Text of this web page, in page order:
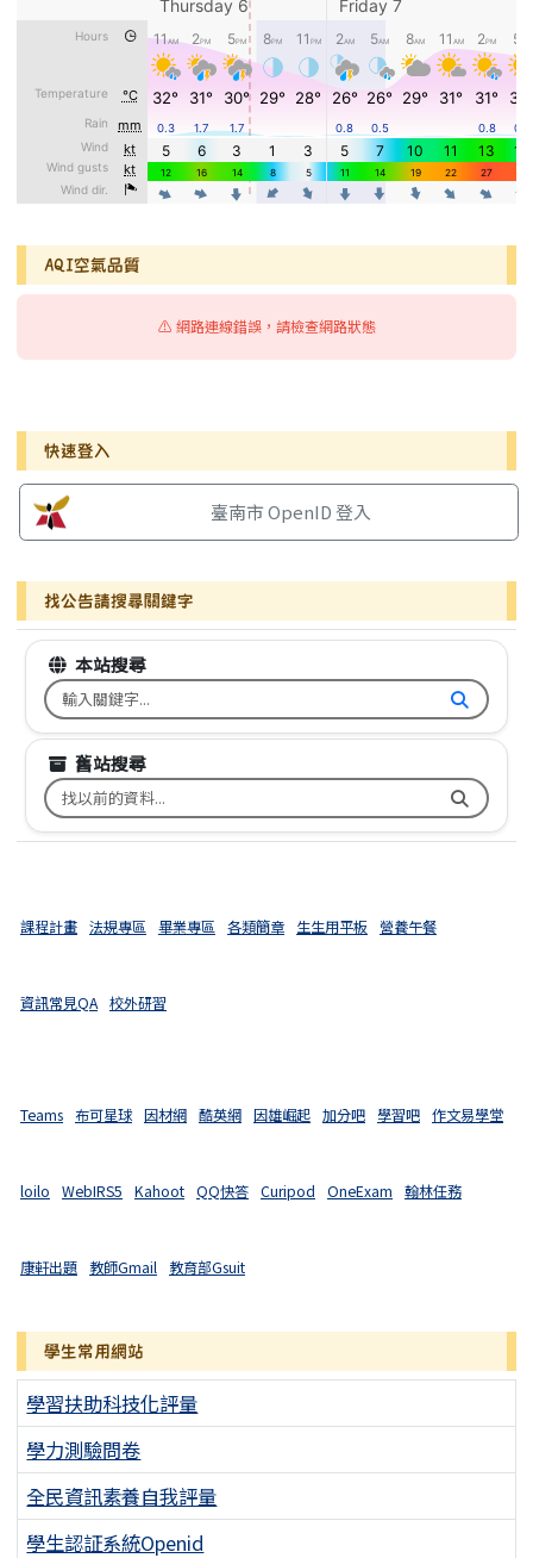
AQI空氣品質
⚠️ 網路連線錯誤，請檢查網路狀態
右邊區域內容
快速登入
臺南市 OpenID 登入
找公告請搜尋關鍵字
本站搜尋
搜尋台南市文元國小全球資訊網關鍵字
舊站搜尋
搜尋台南市文元國小舊校網關鍵字
課程計畫 法規專區 畢業專區 各類簡章 生生用平板 營養午餐
資訊常見QA 校外研習
Teams 布可星球 因材網 酷英網 因雄崛起 加分吧 學習吧 作文易學堂
loilo WebIRS5 Kahoot QQ快答 Curipod OneExam 翰林任務
康軒出題 教師Gmail 教育部Gsuit
學生常用網站
學習扶助科技化評量
學力測驗問卷
全民資訊素養自我評量
學生認証系統Openid